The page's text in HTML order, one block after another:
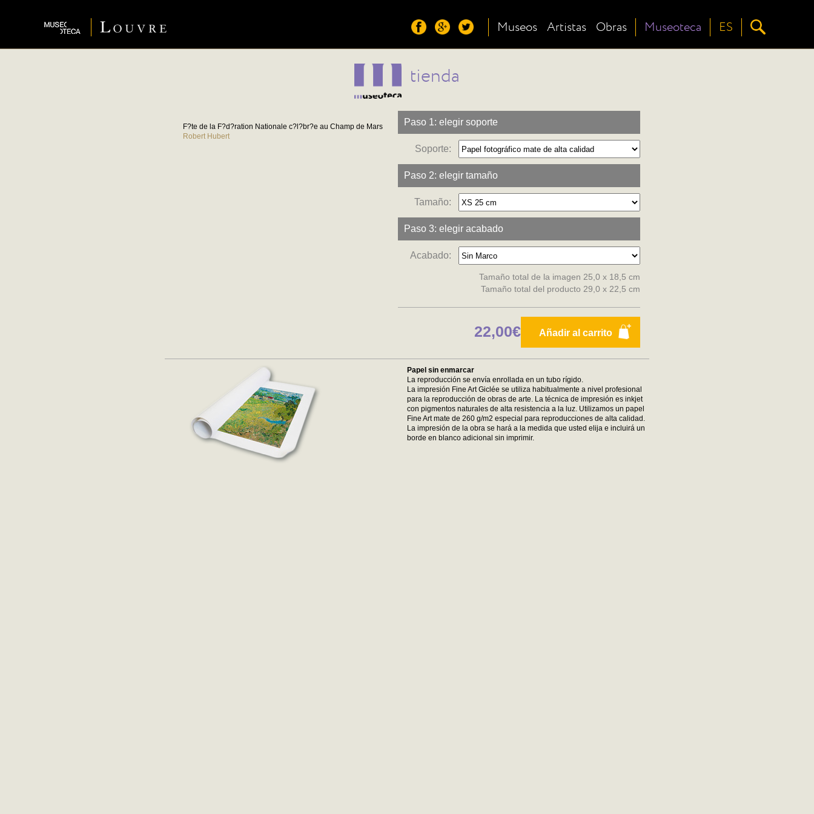
Museos Artistas Obras Museoteca ES
tienda
F?te de la F?d?ration Nationale c?l?br?e au Champ de Mars
Robert Hubert
Paso 1: elegir soporte
Soporte:
Paso 2: elegir tamaño
Tamaño:
Paso 3: elegir acabado
Acabado:
Tamaño total de la imagen 25,0 x 18,5 cm
Tamaño total del producto 29,0 x 22,5 cm
Añadir al carrito
22,00€
Papel sin enmarcar
La reproducción se envía enrollada en un tubo rígido.
La impresión Fine Art Giclée se utiliza habitualmente a nivel profesional
para la reproducción de obras de arte. La técnica de impresión es inkjet
con pigmentos naturales de alta resistencia a la luz. Utilizamos un papel
Fine Art mate de 260 g/m2 especial para reproducciones de alta calidad.
La impresión de la obra se hará a la medida que usted elija e incluirá un
borde en blanco adicional sin imprimir.